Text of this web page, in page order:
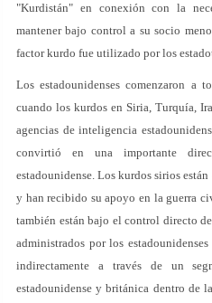
"Kurdistán" en conexión con la
mantener bajo control a su socio
factor kurdo fue utilizado por los
Los estadounidenses comenzaron a
cuando los kurdos en Siria, Turquía,
agencias de inteligencia
convirtió en una importante
estadounidense. Los kurdos sirios
y han recibido su apoyo en la guerra
también están bajo el control directo
administrados por los
indirectamente a través de un
estadounidense y británica dentro de